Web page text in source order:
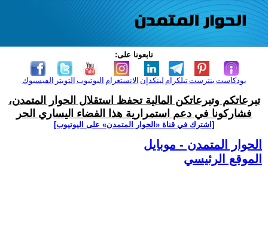
تابعونا على:
الفيسبوك التويتر اليوتيوب الانستغرام لينكدإن تيلكرامبنترست بودكاست
تبرعاتكم وتبرعاتكن المالية تحفظ استقلال الحوار المتمدن،
فشاركونا في دعم استمرارية هذا الفضاء اليساري الحر
[اشترك في قناة ‫«الحوار المتمدن» على اليوتيوب]
الحوار المتمدن - موبايل
الموقع الرئيسي